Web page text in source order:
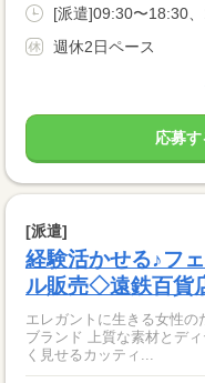
[派遣]09:30〜18:30
週休2日ペース
応募す
[派遣]
経験活かせる♪フ
ル販売◇遠鉄百貨
エレガントに生きる女性
ブランド 上質な素材とデ
く見せるカッティ...